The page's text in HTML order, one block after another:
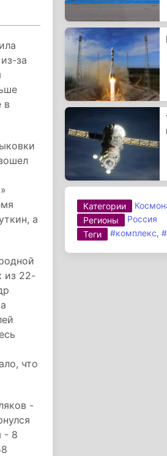
за
в
а
из 22-
что
-
- 8
Категории
Регионы
Россия
Теги
#комплекс,